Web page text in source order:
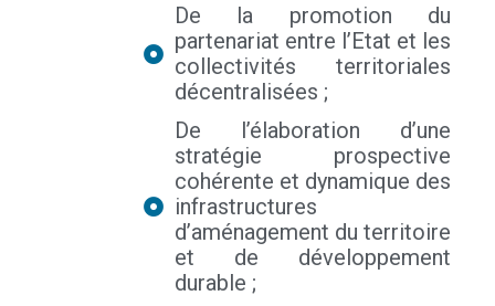
De la promotion du
partenariat entre l’Etat et les
collectivités territoriales
décentralisées ;
De l’élaboration d’une
stratégie prospective
cohérente et dynamique des
infrastructures
d’aménagement du territoire
et de développement
durable ;